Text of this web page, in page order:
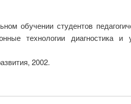
обучении студентов
технологии диагностика
2002.